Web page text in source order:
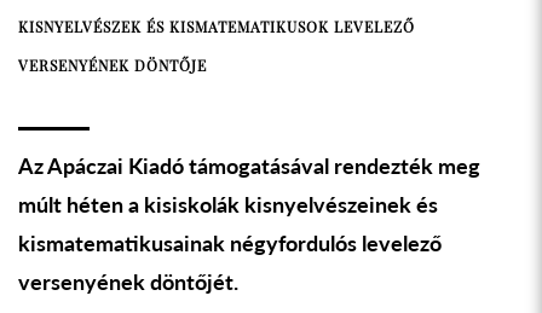
KISNYELVÉSZEK ÉS KISMATEMATIKUSOK LEVELEZŐ
VERSENYÉNEK DÖNTŐJE
Az Apáczai Kiadó támogatásával rendezték meg
múlt héten a kisiskolák kisnyelvészeinek és
kismatematikusainak négyfordulós levelező
versenyének döntőjét.